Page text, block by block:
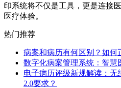
印系统将不仅是工具，更是连接
医疗体验。
热门推荐
病案和病历有何区别？如何
数字化病案管理系统：智慧
电子病历评级新规解读：
2.0要求？